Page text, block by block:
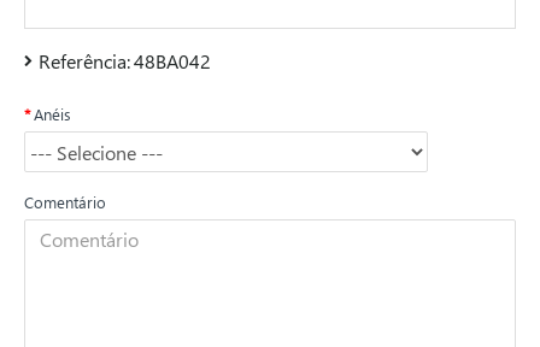
Referência:48BA042
Anéis
Comentário